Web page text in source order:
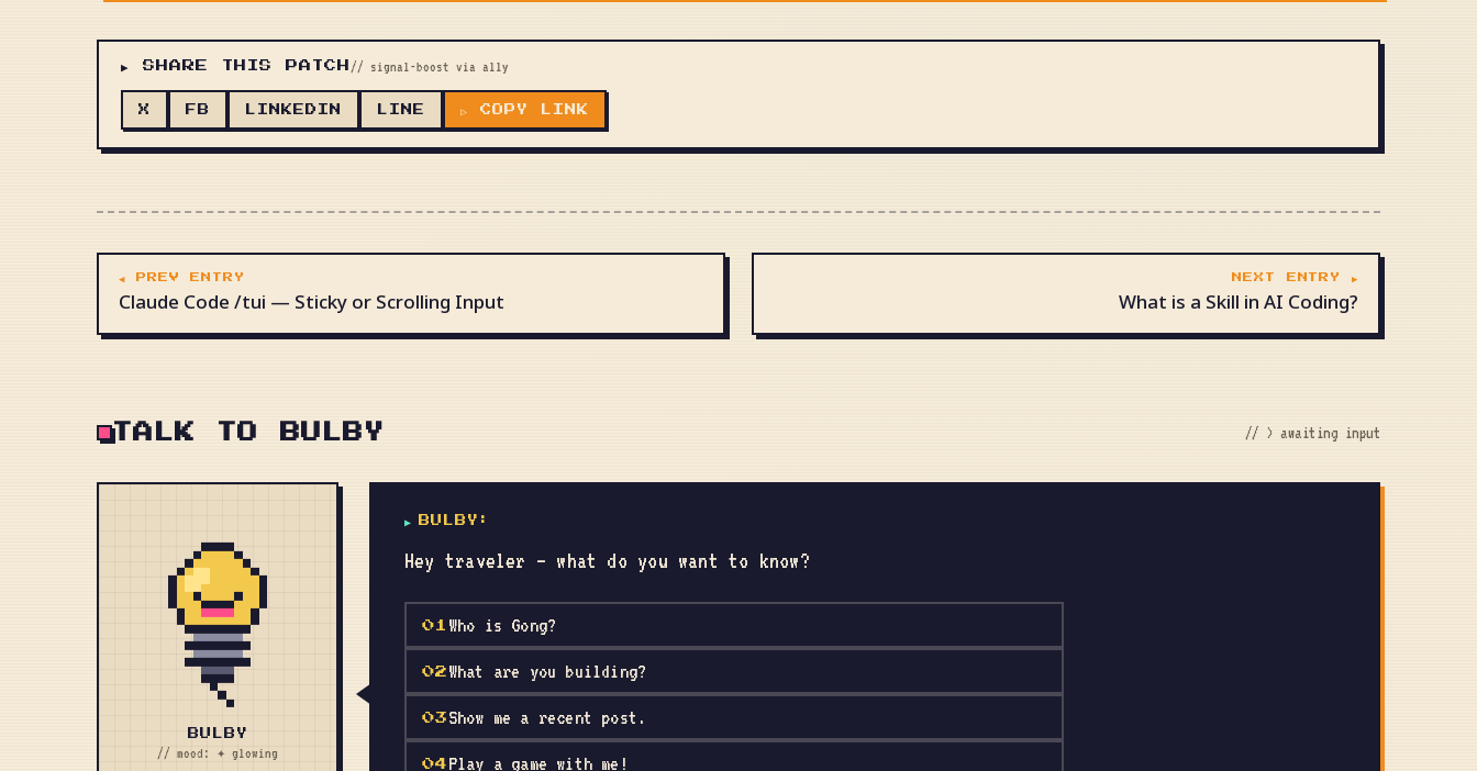
▶ SHARE THIS PATCH // signal-boost via ally
X FB LINKEDIN LINE ▷ COPY LINK
◀ PREV ENTRY
Claude Code /tui — Sticky or Scrolling Input
NEXT ENTRY ▶
What is a Skill in AI Coding?
TALK TO BULBY // > awaiting input
BULBY
// mood: ✦ glowing
▶ BULBY :
Hey traveler — what do you want to know?
01 Who is Gong?
02 What are you building?
03 Show me a recent post.
04 Play a game with me!